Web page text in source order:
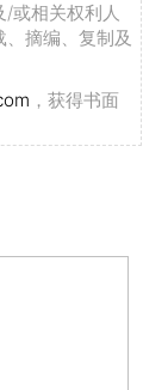
或相关权利人
摘编、复制及
，获得书面